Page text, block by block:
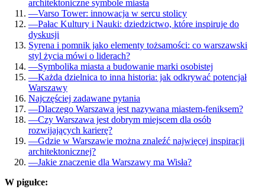
architektoniczne symbole miasta
—Varso Tower: innowacja w sercu stolicy
—Pałac Kultury i Nauki: dziedzictwo, które inspiruje do
dyskusji
Syrena i pomnik jako elementy tożsamości: co warszawski
styl życia mówi o liderach?
—Symbolika miasta a budowanie marki osobistej
—Każda dzielnica to inna historia: jak odkrywać potencjał
Warszawy
Najczęściej zadawane pytania
—Dlaczego Warszawa jest nazywana miastem-feniksem?
—Czy Warszawa jest dobrym miejscem dla osób
rozwijających karierę?
—Gdzie w Warszawie można znaleźć najwięcej inspiracji
architektonicznej?
—Jakie znaczenie dla Warszawy ma Wisła?
W pigułce: